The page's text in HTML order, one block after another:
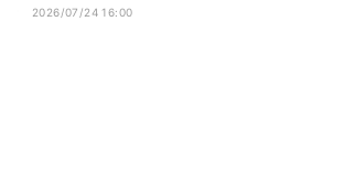
2026/07/24 16:00